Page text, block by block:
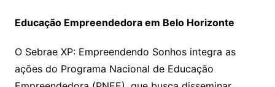
Educação Empreendedora em Belo Horizonte
O Sebrae XP: Empreendendo Sonhos integra as
ações do Programa Nacional de Educação